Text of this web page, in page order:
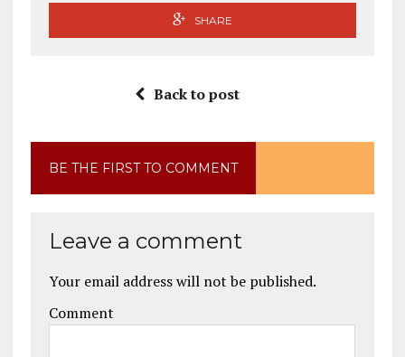
SHARE
Back to post
BE THE FIRST TO COMMENT
Leave a comment
Your email address will not be published.
Comment